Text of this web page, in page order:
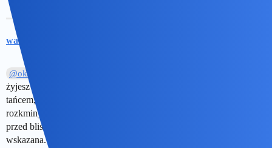
waranzkomodo
@okonek
żyjesz to go lepiej poznajesz. Z miłością i związkami trochę jak z
tańcem, trzeba praktykować a nie gadać i analizować. Wszelkie
rozkminy trwające w nieskończoność są dla mnie objawem lęku
przed bliskością i autosabotażem. Konsultacja z fachowcem
wskazana. Może to jest dobry moment żeby rozpocząć terapię